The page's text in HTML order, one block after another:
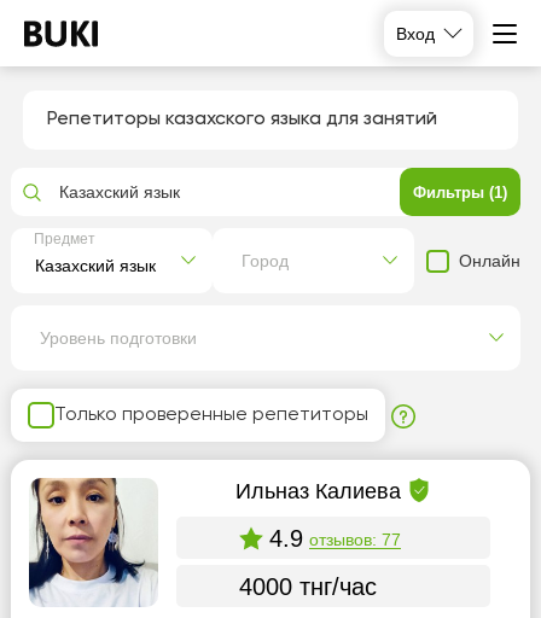
Вход
Репетиторы казахского языка для занятий
Только проверенные репетиторы
Ильназ Калиева
4.9 отзывов: 77
4000 тнг/час
Казахский язык Фильтры (1)
Предмет
Город Онлайн
Уровень подготовки